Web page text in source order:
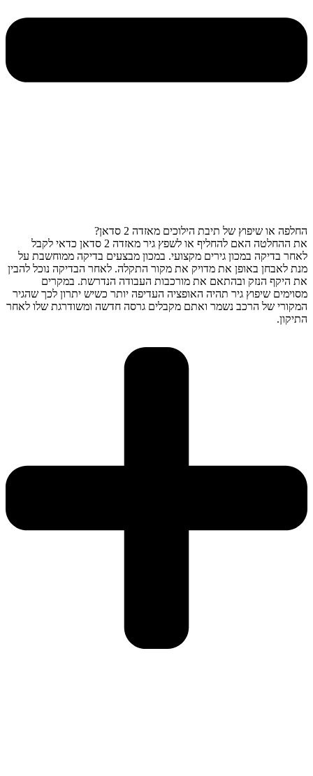
החלפה או שיפוץ של תיבת הילוכים מאזדה 2 סדאן?
את ההחלטה האם להחליף או לשפץ גיר מאזדה 2 סדאן כדאי לקבל
לאחר בדיקה במכון גירים מקצועי. במכון מבצעים בדיקה ממוחשבת על
מנת לאבחן באופן את מדויק את מקור התקלה. לאחר הבדיקה נוכל להבין
את היקף הנזק ובהתאם את מורכבות העבודה הנדרשת. במקרים
מסוימים שיפוץ גיר תהיה האופציה העדיפה יותר כשיש יתרון לכך שהגיר
המקורי של הרכב נשמר ואתם מקבלים גרסה חדשה ומשודרגת שלו לאחר
התיקון.